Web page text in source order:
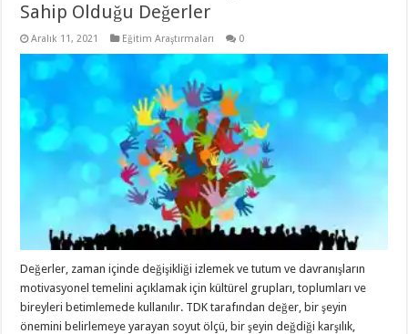
Sahip Olduğu Değerler
Aralık 11, 2021 Eğitim Araştırmaları 0
Değerler, zaman içinde değişikliği izlemek ve tutum ve davranışların
motivasyonel temelini açıklamak için kültürel grupları, toplumları ve
bireyleri betimlemede kullanılır. TDK tarafından değer, bir şeyin
önemini belirlemeye yarayan soyut ölçü, bir şeyin değdiği karşılık,